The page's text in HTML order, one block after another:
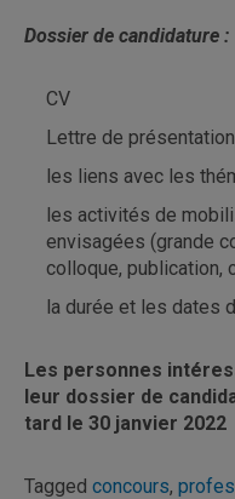
Dossier de candidature :
CV
Lettre de
les liens avec les
les activités de
envisagées (grande
colloque, publication,
la durée et les dates
Les personnes
leur dossier de
tard le 30 janvier 2022
Tagged concours,